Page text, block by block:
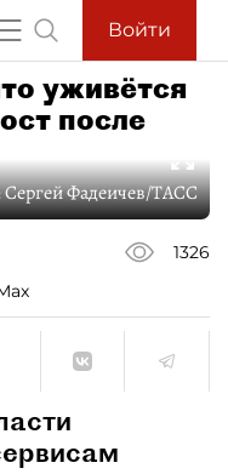
Войти
уживётся
после
Сергей Фадеичев/ТАСС
1326